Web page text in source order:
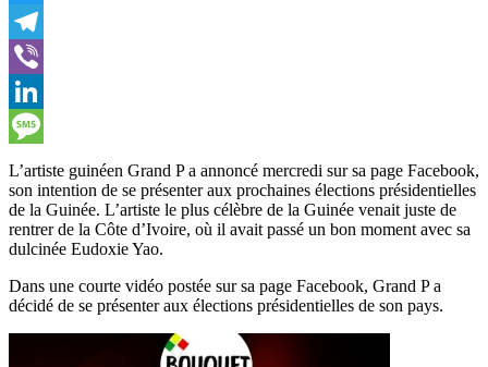
Twitter
Telegram
Viber
LinkedIn
Message
L’artiste guinéen Grand P a annoncé mercredi sur sa page Facebook,
son intention de se présenter aux prochaines élections présidentielles
de la Guinée. L’artiste le plus célèbre de la Guinée venait juste de
rentrer de la Côte d’Ivoire, où il avait passé un bon moment avec sa
dulcinée Eudoxie Yao.
Dans une courte vidéo postée sur sa page Facebook, Grand P a
décidé de se présenter aux élections présidentielles de son pays.